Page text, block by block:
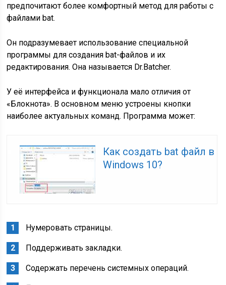
предпочитают более комфортный метод для работы с
файлами bat.
Он подразумевает использование специальной
программы для создания bat-файлов и их
редактирования. Она называется Dr.Batcher.
У её интерфейса и функционала мало отличия от
«Блокнота». В основном меню устроены кнопки
наиболее актуальных команд. Программа может:
Как создать bat файл в
Windows 10?
Нумеровать страницы.
Поддерживать закладки.
Содержать перечень системных операций.